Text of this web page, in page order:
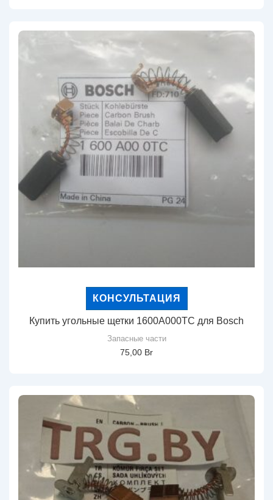
КОНСУЛЬТАЦИЯ
Купить угольные щетки 1600A000TC для Bosch
Запасные части
75,00 Br